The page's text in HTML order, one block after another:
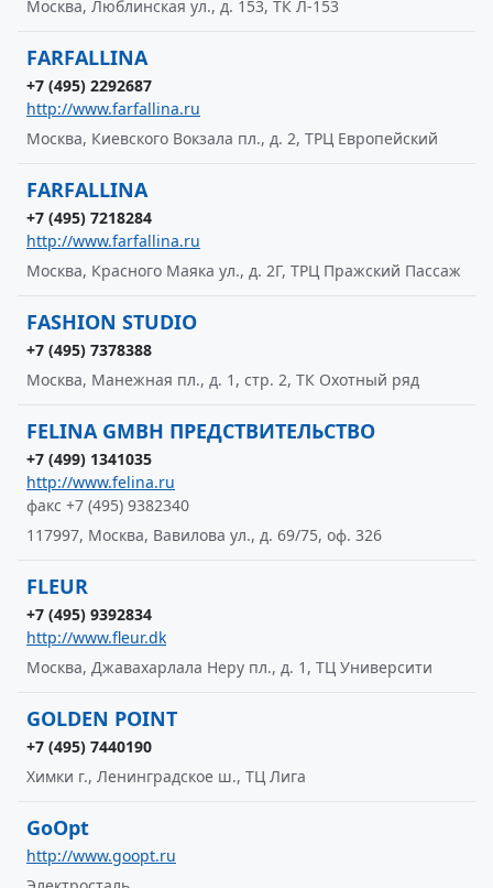
Москва, Люблинская ул., д. 153, ТК Л-153
FARFALLINA
+7 (495) 2292687
http://www.farfallina.ru
Москва, Киевского Вокзала пл., д. 2, ТРЦ Европейский
FARFALLINA
+7 (495) 7218284
http://www.farfallina.ru
Москва, Красного Маяка ул., д. 2Г, ТРЦ Пражский Пассаж
FASHION STUDIO
+7 (495) 7378388
Москва, Манежная пл., д. 1, стр. 2, ТК Охотный ряд
FELINA GМВH ПРЕДСТВИТЕЛЬСТВО
+7 (499) 1341035
http://www.felina.ru
факс +7 (495) 9382340
117997, Москва, Вавилова ул., д. 69/75, оф. 326
FLEUR
+7 (495) 9392834
http://www.fleur.dk
Москва, Джавахарлала Неру пл., д. 1, ТЦ Университи
GOLDEN POINT
+7 (495) 7440190
Химки г., Ленинградское ш., ТЦ Лига
GoOpt
http://www.goopt.ru